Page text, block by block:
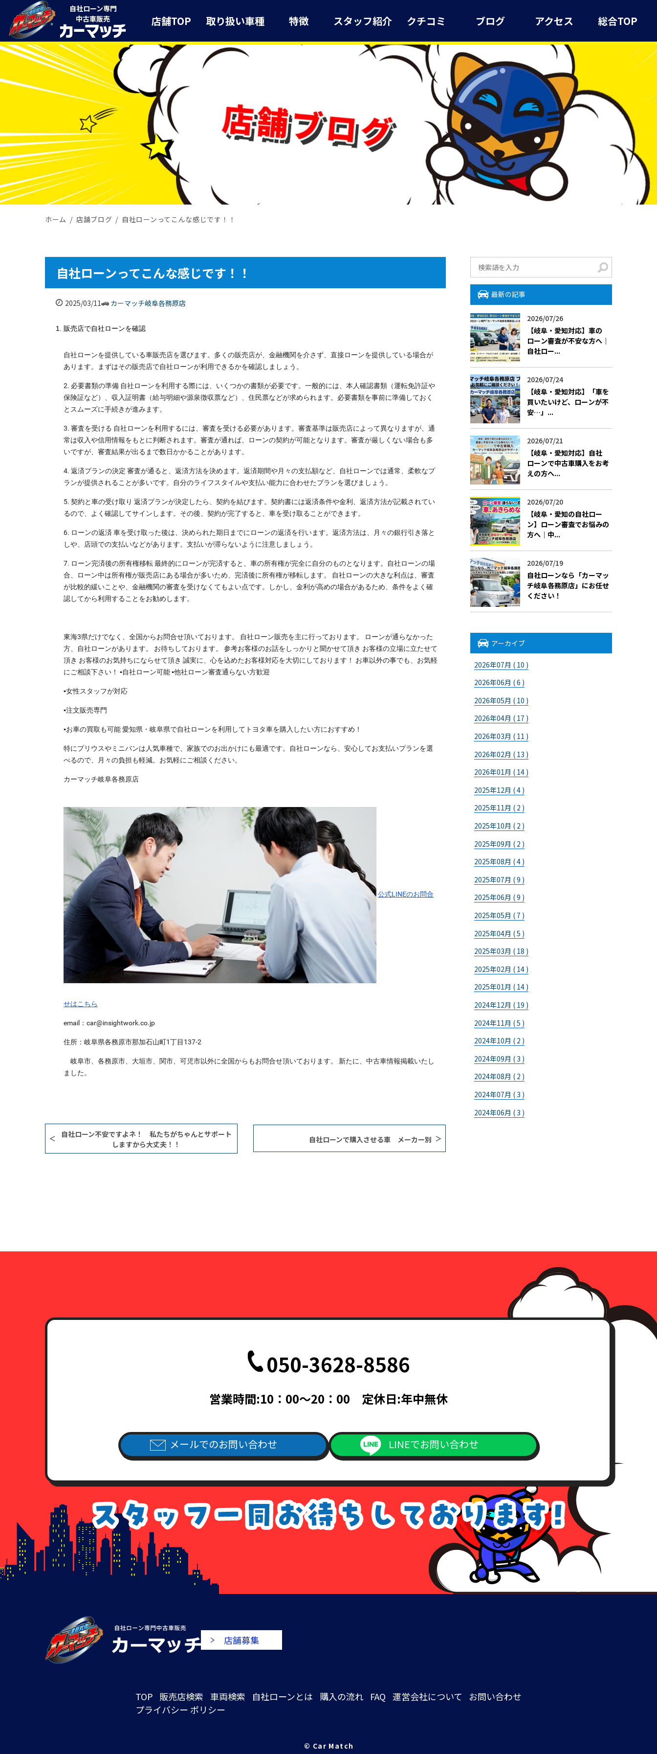
自社ローン専門
中古車販売
店舗TOP 取り扱い車種 特徴 スタッフ紹介 クチコミ ブログ アクセス 総合TOP
ホーム 店舗ブログ 自社ローンってこんな感じです！！
自社ローンってこんな感じです！！
2025/03/11 カーマッチ岐阜各務原店
1. 販売店で自社ローンを確認
自社ローンを提供している車販売店を選びます。多くの販売店が、金融機関を介さず、直接ローンを提供している場合が
あります。まずはその販売店で自社ローンが利用できるかを確認しましょう。
2. 必要書類の準備 自社ローンを利用する際には、いくつかの書類が必要です。一般的には、本人確認書類（運転免許証や
保険証など）、収入証明書（給与明細や源泉徴収票など）、住民票などが求められます。必要書類を事前に準備しておく
とスムーズに手続きが進みます。
3. 審査を受ける 自社ローンを利用するには、審査を受ける必要があります。審査基準は販売店によって異なりますが、通
常は収入や信用情報をもとに判断されます。審査が通れば、ローンの契約が可能となります。審査が厳しくない場合も多
いですが、審査結果が出るまで数日かかることがあります。
4. 返済プランの決定 審査が通ると、返済方法を決めます。返済期間や月々の支払額など、自社ローンでは通常、柔軟なプ
ランが提供されることが多いです。自分のライフスタイルや支払い能力に合わせたプランを選びましょう。
5. 契約と車の受け取り 返済プランが決定したら、契約を結びます。契約書には返済条件や金利、返済方法が記載されてい
るので、よく確認してサインします。その後、契約が完了すると、車を受け取ることができます。
6. ローンの返済 車を受け取った後は、決められた期日までにローンの返済を行います。返済方法は、月々の銀行引き落と
しや、店頭での支払いなどがあります。支払いが滞らないように注意しましょう。
7. ローン完済後の所有権移転 最終的にローンが完済すると、車の所有権が完全に自分のものとなります。自社ローンの場
合、ローン中は所有権が販売店にある場合が多いため、完済後に所有権が移転します。 自社ローンの大きな利点は、審査
が比較的緩いことや、金融機関の審査を受けなくてもよい点です。しかし、金利が高めの場合があるため、条件をよく確
認してから利用することをお勧めします。
東海3県だけでなく、全国からお問合せ頂いております。 自社ローン販売を主に行っております。 ローンが通らなかった
方、自社ローンがあります。 お待ちしております。 参考お客様のお話をしっかりと聞かせて頂き お客様の立場に立たせて
頂き お客様のお気持ちにならせて頂き 誠実に、心を込めたお客様対応を大切にしております！ お車以外の事でも、お気軽
にご相談下さい！ ▪️自社ローン可能 ▪️他社ローン審査通らない方歓迎
▪️女性スタッフが対応
▪️注文販売専門
▪️お車の買取も可能 愛知県・岐阜県で自社ローンを利用してトヨタ車を購入したい方におすすめ！
特にプリウスやミニバンは人気車種で、家族でのお出かけにも最適です。自社ローンなら、安心してお支払いプランを選
べるので、月々の負担も軽減。お気軽にご相談ください。
カーマッチ岐阜各務原店
公式LINEのお問合
せはこちら
email：car@insightwork.co.jp
住所：岐阜県各務原市那加石山町1丁目137-2
岐阜市、各務原市、大垣市、関市、可児市以外に全国からもお問合せ頂いております。 新たに、中古車情報掲載いたし
ました。
自社ローン不安ですよネ！ 私たちがちゃんとサポート
しますから大丈夫！！
自社ローンで購入させる車 メーカー別
最新の記事
2026/07/26
【岐阜・愛知対応】車の
ローン審査が不安な方へ｜
自社ロー...
2026/07/24
【岐阜・愛知対応】「車を
買いたいけど、ローンが不
安…」...
2026/07/21
【岐阜・愛知対応】自社
ローンで中古車購入をお考
えの方へ...
2026/07/20
【岐阜・愛知の自社ロー
ン】ローン審査でお悩みの
方へ｜中...
2026/07/19
​自社ローンなら「カーマッ
チ岐阜各務原店」にお任せ
ください！
アーカイブ
2026年07月 ( 10 )
2026年06月 ( 6 )
2026年05月 ( 10 )
2026年04月 ( 17 )
2026年03月 ( 11 )
2026年02月 ( 13 )
2026年01月 ( 14 )
2025年12月 ( 4 )
2025年11月 ( 2 )
2025年10月 ( 2 )
2025年09月 ( 2 )
2025年08月 ( 4 )
2025年07月 ( 9 )
2025年06月 ( 9 )
2025年05月 ( 7 )
2025年04月 ( 5 )
2025年03月 ( 18 )
2025年02月 ( 14 )
2025年01月 ( 14 )
2024年12月 ( 19 )
2024年11月 ( 5 )
2024年10月 ( 2 )
2024年09月 ( 3 )
2024年08月 ( 2 )
2024年07月 ( 3 )
2024年06月 ( 3 )
050-3628-8586
営業時間:10：00～20：00 定休日:年中無休
メールでのお問い合わせ LINEでお問い合わせ
店舗募集
TOP 販売店検索 車両検索 自社ローンとは 購入の流れ FAQ 運営会社について
お問い合わせ
プライバシー ポリシー
© Car Match